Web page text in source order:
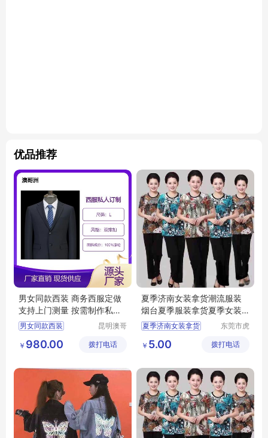
优品推荐
男女同款西装 商务西服定做
支持上门测量 按需制作私人
订制
男女同款西装
支持上门测量
云南西装定做
昆明澳哥
限公司
￥ 980.00 拨打电话
夏季济南女装拿货潮流服装
烟台夏季服装拿货夏季女装
东莞工厂
夏季济南女装拿货
拿货夏季女装
东莞市虎
饰经营部
￥ 5.00 拨打电话